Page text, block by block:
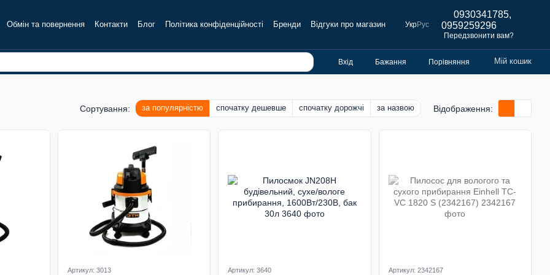
Обмін та повернення Контакти Блог Політика конфіденційності Бренди Відгуки про магазин УкрРус
0930341785,
0959259296
Передзвонити вам?
Вхід Бажання Порівняння Мій кошик
Сортування: за популярністю спочатку дешевше спочатку дорожчі за назвою Відображення:
Артикул: 3013 Артикул: 3640 Артикул: 2342167